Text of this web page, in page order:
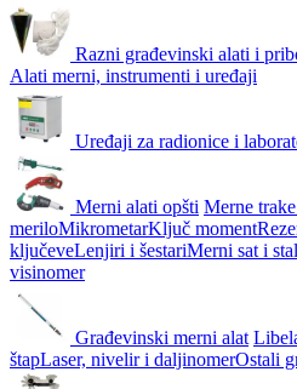
Razni građevinski alati i
Alati merni, instrumenti i uređaji
Uređaji za radionice i
Merni alati opšti Merne
meriloMikrometarKljuč moment
ključeveLenjiri i šestariMerni sat i
visinomer
Građevinski merni alat
štapLaser, nivelir i daljinomerOstali